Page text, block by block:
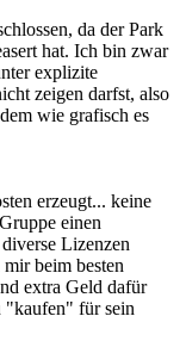
da der Park
hat. Ich bin zwar
explizite
zeigen darfst, also
wie grafisch es
erzeugt... keine
einen
Lizenzen
beim besten
extra Geld dafür
"kaufen" für sein